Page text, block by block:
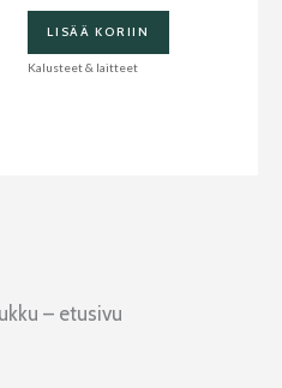
LISÄÄ KORIIN
Kalusteet & laitteet